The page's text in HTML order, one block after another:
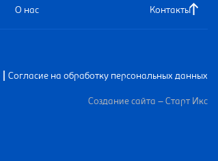
О нас Контакты
Согласие на обработку персональных данных
Создание сайта – Старт Икс